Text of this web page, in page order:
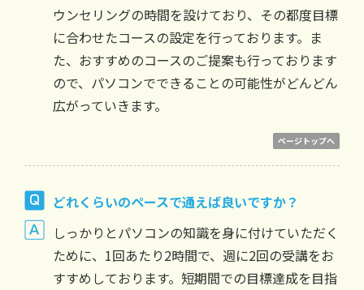
ウンセリングの時間を設けており、その都度目標
に合わせたコースの設定を行っております。ま
た、おすすめのコースのご提案も行っております
ので、パソコンでできることの可能性がどんどん
広がっていきます。
ページトップへ
どれくらいのペースで通えば良いですか？
しっかりとパソコンの知識を身に付けていただく
ために、1回あたり2時間で、週に2回の受講をお
すすめしております。短期間での目標達成を目指